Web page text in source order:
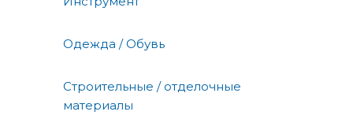
Одежда / Обувь
Строительные / отделочные
материалы